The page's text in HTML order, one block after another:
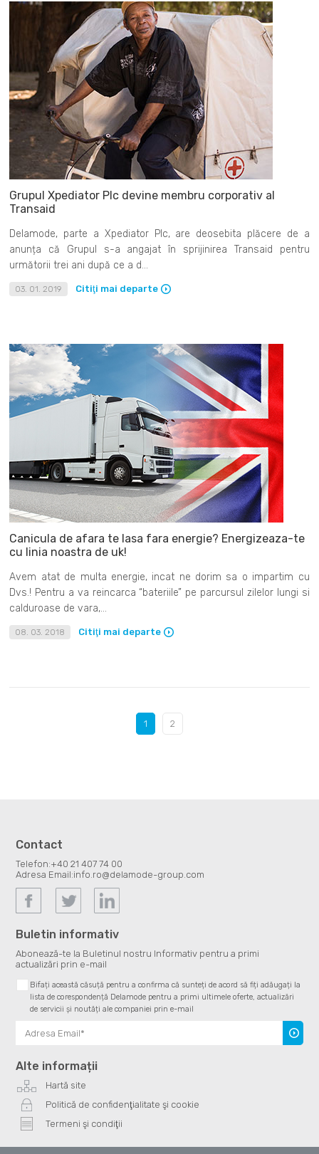
Grupul Xpediator Plc devine membru corporativ al
Transaid
Delamode, parte a Xpediator Plc, are deosebita plăcere de a
anunța că Grupul s-a angajat în sprijinirea Transaid pentru
următorii trei ani după ce a d...
03. 01. 2019 Citiţi mai departe
Canicula de afara te lasa fara energie? Energizeaza-te
cu linia noastra de uk!
Avem atat de multa energie, incat ne dorim sa o impartim cu
Dvs.! Pentru a va reincarca “bateriile” pe parcursul zilelor lungi si
calduroase de vara,...
08. 03. 2018 Citiţi mai departe
1 2
Contact
Telefon:+40 21 407 74 00
Adresa Email:info.ro@delamode-group.com
Buletin informativ
Abonează-te la Buletinul nostru Informativ pentru a primi
actualizări prin e-mail
Bifați această căsuță pentru a confirma că sunteți de acord să fiți adăugați la
lista de corespondență Delamode pentru a primi ultimele oferte, actualizări
de servicii și noutăți ale companiei prin e-mail
Alte informații
Hartă site
Politică de confidenţialitate şi cookie
Termeni şi condiţii